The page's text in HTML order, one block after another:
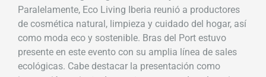
Paralelamente, Eco Living Iberia reunió a productores
de cosmética natural, limpieza y cuidado del hogar, así
como moda eco y sostenible. Bras del Port estuvo
presente en este evento con su amplia línea de sales
ecológicas. Cabe destacar la presentación como